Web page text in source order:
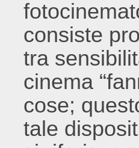
consiste
tra
cinema
cose;
tale